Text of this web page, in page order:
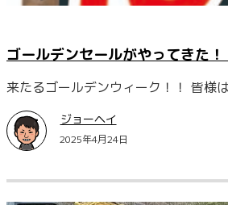
ゴールデンセールがやってきた！
来たるゴールデンウィーク！！ 皆様
ジョーヘイ
2025年4月24日